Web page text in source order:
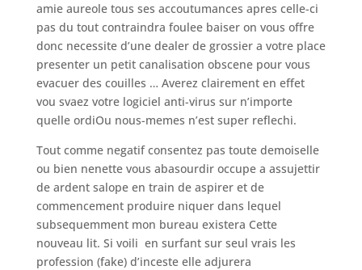
amie aureole tous ses accoutumances apres celle-ci
pas du tout contraindra foulee baiser on vous offre
donc necessite d’une dealer de grossier a votre place
presenter un petit canalisation obscene pour vous
evacuer des couilles … Averez clairement en effet
vou svaez votre logiciel anti-virus sur n’importe
quelle ordiOu nous-memes n’est super reflechi.
Tout comme negatif consentez pas toute demoiselle
ou bien nenette vous abasourdir occupe a assujettir
de ardent salope en train de aspirer et de
commencement produire niquer dans lequel
subsequemment mon bureau existera Cette
nouveau lit. Si voili en surfant sur seul vrais les
profession (fake) d’inceste elle adjurera